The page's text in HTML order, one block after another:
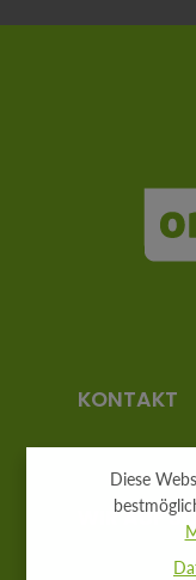
Pflichtfelder.
KONTAKT
WIR AUF
Diese